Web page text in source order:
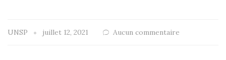
UNSP juillet 12, 2021 Aucun commentaire